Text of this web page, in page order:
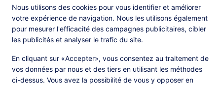
Nous utilisons des cookies pour vous identifier et améliorer
votre expérience de navigation. Nous les utilisons également
pour mesurer l'efficacité des campagnes publicitaires, cibler
les publicités et analyser le trafic du site.
En cliquant sur «Accepter», vous consentez au traitement de
vos données par nous et des tiers en utilisant les méthodes
ci-dessus. Vous avez la possibilité de vous y opposer en
Produits
PlatformX Server-Side Tracking
Adloop Media Optimisation
PlatformX Real Time CDP
Ressources
The ⚛ Quantum Lounge
Customer Stories
Fiches Produits
Société